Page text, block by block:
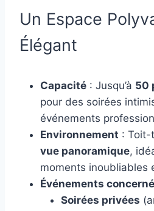
Un Espace
Élégant
Capacité : Jusqu’à 50
pour des soirées
événements
Environnement : Toit-
vue panoramique,
moments inoubliables
Événements
Soirées privées